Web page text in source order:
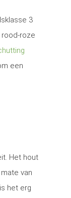
3
roze
een
Het hout
van
het erg